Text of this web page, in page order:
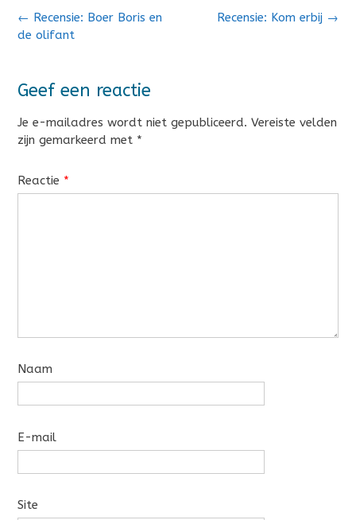
Bericht
navigatie
Recensie: Kom erbij →
← Recensie: Boer Boris en
de olifant
Geef een reactie
Je e-mailadres wordt niet gepubliceerd. Vereiste velden
zijn gemarkeerd met *
Reactie *
Naam
E-mail
Site